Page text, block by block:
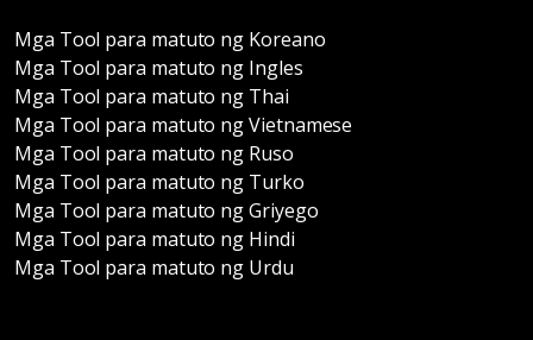
Mga Tool para matuto ng Koreano
Mga Tool para matuto ng Ingles
Mga Tool para matuto ng Thai
Mga Tool para matuto ng Vietnamese
Mga Tool para matuto ng Ruso
Mga Tool para matuto ng Turko
Mga Tool para matuto ng Griyego
Mga Tool para matuto ng Hindi
Mga Tool para matuto ng Urdu